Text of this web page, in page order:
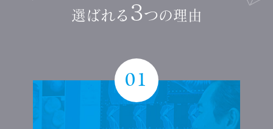
選ばれる 3つの理由
01